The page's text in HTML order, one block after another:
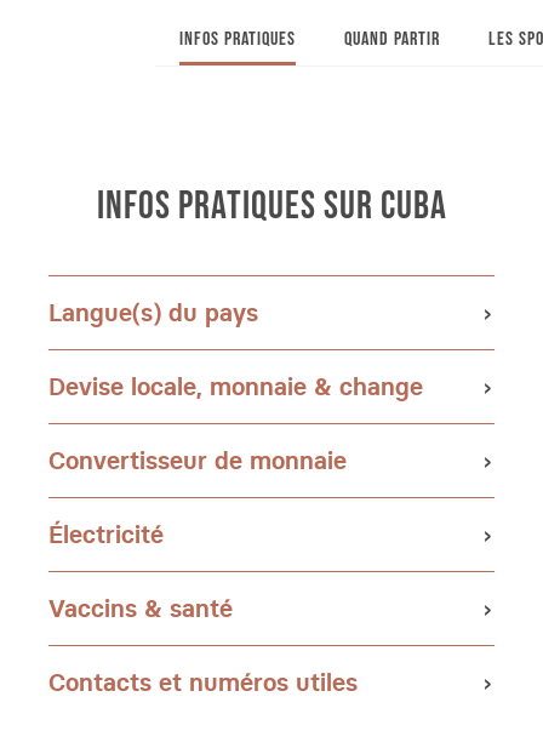
INFOS PRATIQUES QUAND PARTIR LES
INFOS PRATIQUES SUR CUBA
Langue(s) du pays
Devise locale, monnaie & change
Convertisseur de monnaie
Électricité
Vaccins & santé
Contacts et numéros utiles